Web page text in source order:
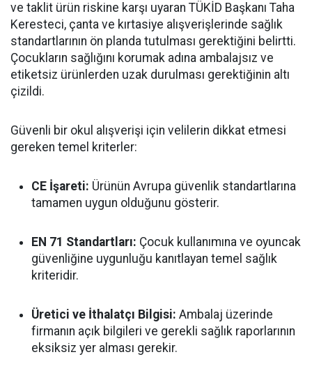
ve taklit ürün riskine karşı uyaran TÜKİD Başkanı Taha
Keresteci, çanta ve kırtasiye alışverişlerinde sağlık
standartlarının ön planda tutulması gerektiğini belirtti.
Çocukların sağlığını korumak adına ambalajsız ve
etiketsiz ürünlerden uzak durulması gerektiğinin altı
çizildi.
Güvenli bir okul alışverişi için velilerin dikkat etmesi
gereken temel kriterler:
CE İşareti: Ürünün Avrupa güvenlik standartlarına
tamamen uygun olduğunu gösterir.
EN 71 Standartları: Çocuk kullanımına ve oyuncak
güvenliğine uygunluğu kanıtlayan temel sağlık
kriteridir.
Üretici ve İthalatçı Bilgisi: Ambalaj üzerinde
firmanın açık bilgileri ve gerekli sağlık raporlarının
eksiksiz yer alması gerekir.